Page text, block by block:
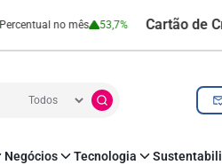
no mês 53,7% Cartão de Crédito |
Negócios Tecnologia